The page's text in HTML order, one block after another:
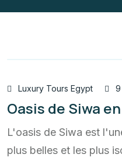
Luxury Tours Egypt
Oasis de Siwa
L'oasis de Siwa est
plus belles et les plus